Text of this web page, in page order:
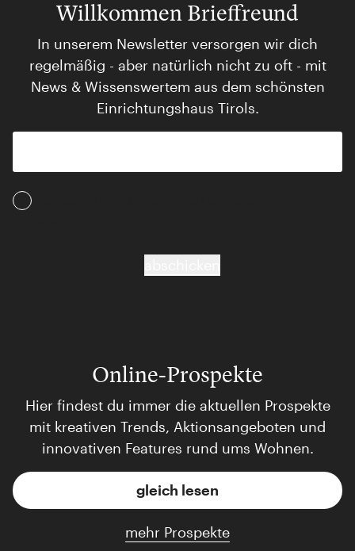
Willkommen Brieffreund
In unserem Newsletter versorgen wir dich
regelmäßig - aber natürlich nicht zu oft - mit
News & Wissenswertem aus dem schönsten
Einrichtungshaus Tirols.
Online-Prospekte
Hier findest du immer die aktuellen Prospekte
mit kreativen Trends, Aktionsangeboten und
innovativen Features rund ums Wohnen.
gleich lesen
mehr Prospekte